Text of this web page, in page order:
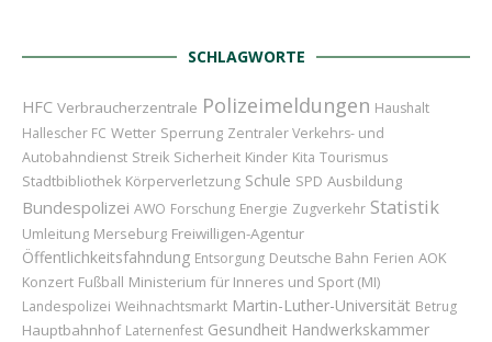
SCHLAGWORTE
HFC Verbraucherzentrale Polizeimeldungen Haushalt
Hallescher FC Wetter Sperrung Zentraler Verkehrs- und
Autobahndienst Streik Sicherheit Kinder Kita Tourismus
Stadtbibliothek Körperverletzung Schule SPD Ausbildung
Bundespolizei AWO Forschung Energie Zugverkehr Statistik
Umleitung Merseburg Freiwilligen-Agentur
Öffentlichkeitsfahndung Entsorgung Deutsche Bahn Ferien AOK
Konzert Fußball Ministerium für Inneres und Sport (MI)
Landespolizei Weihnachtsmarkt Martin-Luther-Universität Betrug
Hauptbahnhof Laternenfest Gesundheit Handwerkskammer